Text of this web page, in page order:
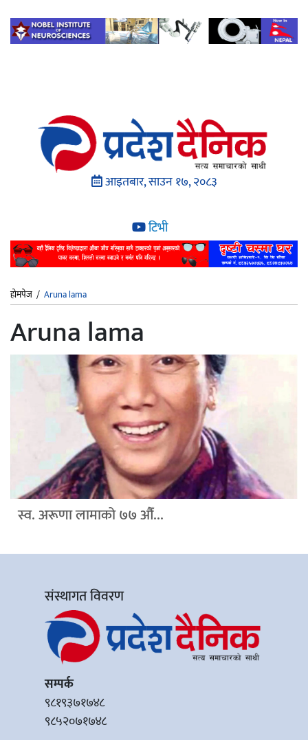
आइतबार, साउन १७, २०८३
टिभी
होमपेज / Aruna lama
Aruna lama
स्व. अरूणा लामाको ७७ औँ...
संस्थागत विवरण
सम्पर्क
९८१९३७१७४८
९८५२०७१७४८